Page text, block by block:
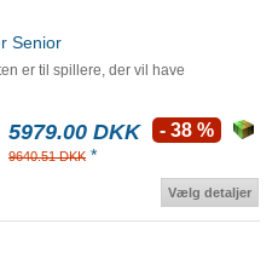
Senior
er til spillere, der vil have
5979.00 DKK
9640.51 DKK *
- 38 %
Vælg detaljer